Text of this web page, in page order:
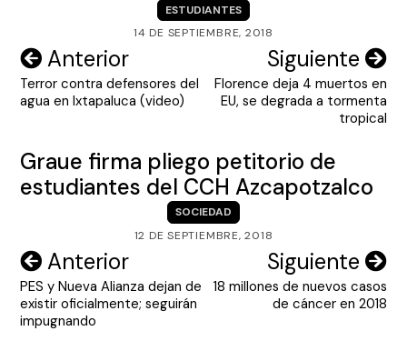
ESTUDIANTES
14 DE SEPTIEMBRE, 2018
Navegación
de
Anterior
Terror contra defensores del
agua en Ixtapaluca (video)
Siguiente
Florence deja 4 muertos en
EU, se degrada a tormenta
tropical
Graue firma pliego petitorio de
estudiantes del CCH Azcapotzalco
SOCIEDAD
12 DE SEPTIEMBRE, 2018
Navegación
de
entradas
Anterior
PES y Nueva Alianza dejan de
existir oficialmente; seguirán
impugnando
Siguiente
18 millones de nuevos casos
de cáncer en 2018